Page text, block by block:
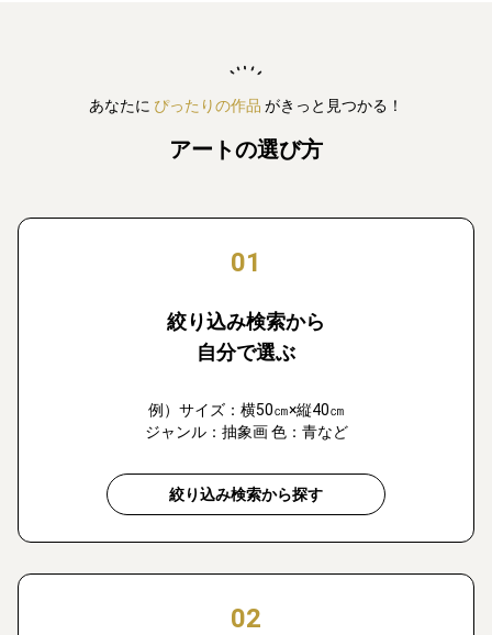
あなたに ぴったりの作品 がきっと見つかる！
アートの選び方
01
絞り込み検索から
自分で選ぶ
例）サイズ：横50㎝×縦40㎝
ジャンル：抽象画 色：青など
絞り込み検索から探す
02